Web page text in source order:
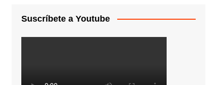
Suscríbete a Youtube